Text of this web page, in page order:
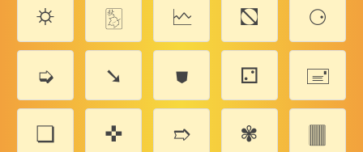
⛭ 🀨 🗠 ⛞
⚆
➭
➘ ⛊ ⚁
🖃
❏
✜ ➱ ✾
🀫